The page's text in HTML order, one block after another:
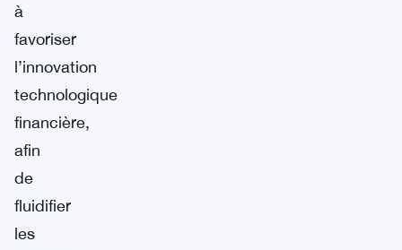
à
favoriser
l’innovation
technologique
financière,
afin
de
fluidifier
les